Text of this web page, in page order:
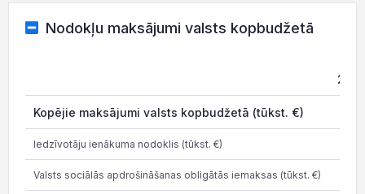
Nodokļu maksājumi valsts kopbudžetā
2025
Kopējie maksājumi valsts kopbudžetā (tūkst. €)
Iedzīvotāju ienākuma nodoklis (tūkst. €)
Valsts sociālās apdrošināšanas obligātās iemaksas (tūkst. €)